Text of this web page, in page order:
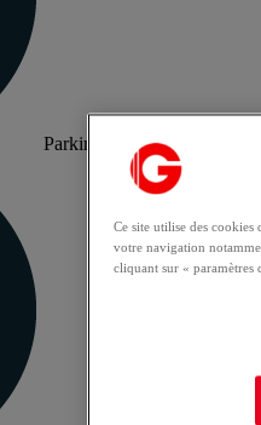
Parking
Ce site utilise des
votre navigation
cliquant sur « paramètres